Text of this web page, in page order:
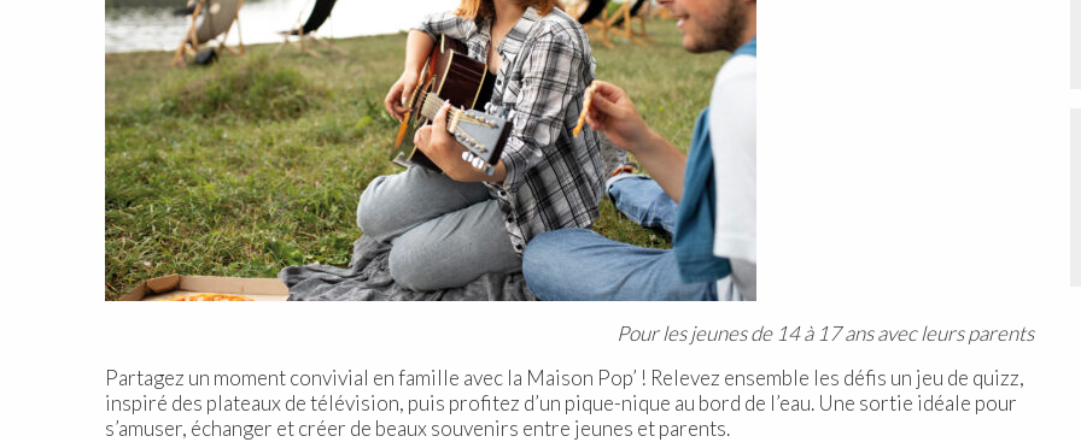
Pour les jeunes de 14 à 17 ans avec leurs parents
Partagez un moment convivial en famille avec la Maison Pop’ ! Relevez ensemble les défis un jeu de quizz,
inspiré des plateaux de télévision, puis profitez d’un pique-nique au bord de l’eau. Une sortie idéale pour
s’amuser, échanger et créer de beaux souvenirs entre jeunes et parents.